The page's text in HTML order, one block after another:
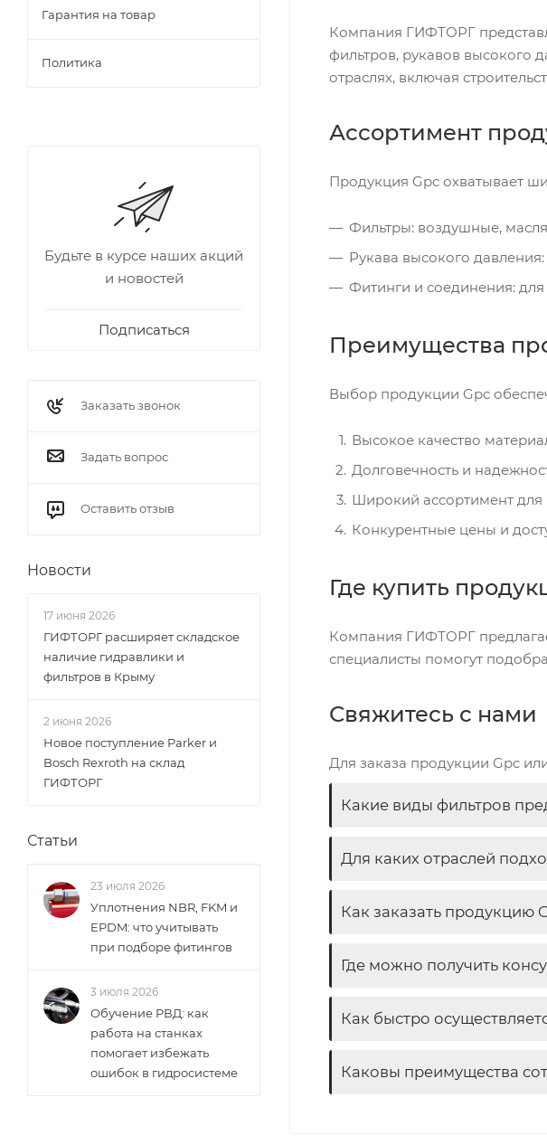
Компания ГИФТОРГ
фильтров, рукавов высокого
отраслях, включая
Ассортимент
Продукция Gpc охватывает
Фильтры: воздушные,
Рукава высокого
Фитинги и соединения:
Преимущества
Выбор продукции Gpc
Высокое качество
Долговечность и
Широкий ассортимент для
Конкурентные цены и
Где купить
Компания ГИФТОРГ
специалисты помогут
Свяжитесь с нами
Для заказа продукции Gpc
Какие виды фильтров
Для каких отраслей
Как заказать продукцию
Где можно получить
Как быстро
Каковы преимущества
Гарантия на товар
Политика
Будьте в курсе наших акций
и новостей
Подписаться
Заказать звонок
Задать вопрос
Оставить отзыв
Новости
17 июня 2026
ГИФТОРГ расширяет складское
наличие гидравлики и
фильтров в Крыму
2 июня 2026
Новое поступление Parker и
Bosch Rexroth на склад
ГИФТОРГ
Статьи
23 июля 2026
Уплотнения NBR, FKM и
EPDM: что учитывать
при подборе фитингов
3 июля 2026
Обучение РВД: как
работа на станках
помогает избежать
ошибок в гидросистеме